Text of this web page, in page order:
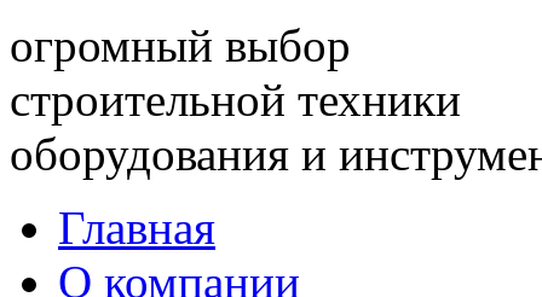
огромный выбор
строительной техники
оборудования и
Главная
О компании